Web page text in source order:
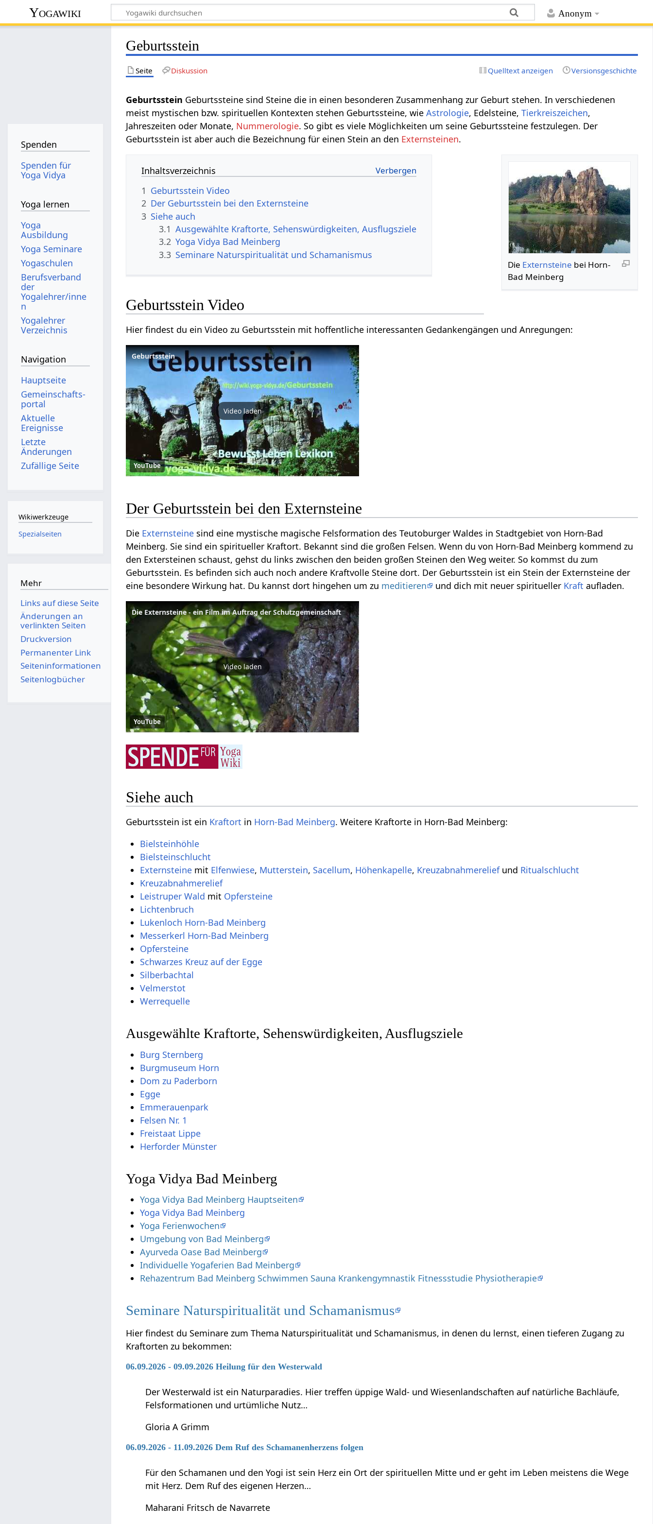
Anonym
Yogawiki
Geburtsstein
Seite Diskussion Quelltext anzeigen Versionsgeschichte
Geburtssteine sind Steine die in einen besonderen Zusammenhang zur Geburt stehen. In verschiedenen
meist mystischen bzw. spirituellen Kontexten stehen Geburtssteine, wieAstrologie, Edelsteine,Tierkreiszeichen,
Jahreszeiten oder Monate, Nummerologie. So gibt es viele Möglichkeiten um seine Geburtssteine festzulegen. Der
Geburtsstein ist aber auch die Bezeichnung für einen Stein an den Externsteinen.
Die Externsteine bei Horn-
Bad Meinberg
Inhaltsverzeichnis
1
Geburtsstein‏‎ Video
2
Der Geburtsstein‏‎ bei den Externsteine
3 Siehe auch
3.1 Ausgewählte Kraftorte, Sehenswürdigkeiten, Ausflugsziele
3.2 Yoga Vidya Bad Meinberg
3.3 Seminare Naturspiritualität und Schamanismus
Geburtsstein‏‎ Video
Hier findest du ein Video zu Geburtsstein‏‎ mit hoffentliche interessanten Gedankengängen und Anregungen:
Geburtsstein
Video laden
YouTube
Der Geburtsstein‏‎ bei den Externsteine
Die Externsteine sind eine mystische magische Felsformation des Teutoburger Waldes in Stadtgebiet von Horn-Bad
Meinberg. Sie sind ein spiritueller Kraftort. Bekannt sind die großen Felsen. Wenn du von Horn-Bad Meinberg kommend zu
den Extersteinen schaust, gehst du links zwischen den beiden großen Steinen den Weg weiter. So kommst du zum
Geburtsstein. Es befinden sich auch noch andere Kraftvolle Steine dort. Der Geburtsstein ist ein Stein der Externsteine der
eine besondere Wirkung hat. Du kannst dort hingehen um zu meditieren und dich mit neuer spiritueller Kraft aufladen.
Die Externsteine - ein Film im Auftrag der Schutzgemeinschaft
Video laden
YouTube
Siehe auch
Geburtsstein‏‎ ist ein Kraftort in Horn-Bad Meinberg. Weitere Kraftorte in Horn-Bad Meinberg:
Bielsteinhöhle
Externsteine mit Elfenwiese, Mutterstein, Sacellum, Höhenkapelle, Kreuzabnahmereliefund Ritualschlucht
Kreuzabnahmerelief‏‎
Leistruper Wald mit Opfersteine
Lichtenbruch
Silberbachtal
Velmerstot
Werrequelle
Ausgewählte Kraftorte, Sehenswürdigkeiten, Ausflugsziele
Burg Sternberg
Burgmuseum Horn
Dom zu Paderborn
Egge
Emmerauenpark
Felsen Nr. 1
Freistaat Lippe
Herforder Münster
Yoga Vidya Bad Meinberg
Yoga Vidya Bad Meinberg Hauptseiten
Yoga Vidya Bad Meinberg
Yoga Ferienwochen
Umgebung von Bad Meinberg
Ayurveda Oase Bad Meinberg
Individuelle Yogaferien Bad Meinberg
Rehazentrum Bad Meinberg Schwimmen Sauna Krankengymnastik Fitnessstudie Physiotherapie
Seminare Naturspiritualität und Schamanismus
Hier findest du Seminare zum Thema Naturspiritualität und Schamanismus, in denen du lernst, einen tieferen Zugang zu
Kraftorten zu bekommen:
06.09.2026 - 09.09.2026 Heilung für den Westerwald
Der Westerwald ist ein Naturparadies. Hier treffen üppige Wald- und Wiesenlandschaften auf natürliche Bachläufe,
Felsformationen und urtümliche Nutz…
Gloria A Grimm
06.09.2026 - 11.09.2026 Dem Ruf des Schamanenherzens folgen
Für den Schamanen und den Yogi ist sein Herz ein Ort der spirituellen Mitte und er geht im Leben meistens die Wege
mit Herz. Dem Ruf des eigenen Herzen…
Maharani Fritsch de Navarrete
Spenden
Spenden für
Yoga Vidya
Yoga lernen
Yoga
Ausbildung
Yoga Seminare
Yogaschulen
Berufsverband
der
Yogalehrer/inne
n
Yogalehrer
Verzeichnis
Navigation
Hauptseite
Gemeinschafts­
portal
Aktuelle
Ereignisse
Letzte
Änderungen
Zufällige Seite
Wikiwerkzeuge
Spezialseiten
Mehr
Links auf diese Seite
Änderungen an
verlinkten Seiten
Druckversion
Permanenter Link
Seiten­­informationen
Seitenlogbücher